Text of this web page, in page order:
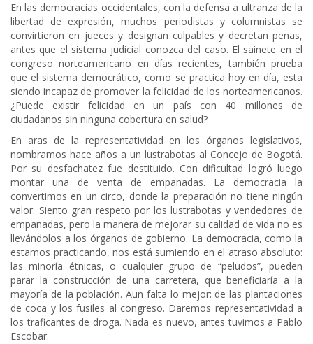
En las democracias occidentales, con la defensa a ultranza de la
libertad de expresión, muchos periodistas y columnistas se
convirtieron en jueces y designan culpables y decretan penas,
antes que el sistema judicial conozca del caso. El sainete en el
congreso norteamericano en días recientes, también prueba
que el sistema democrático, como se practica hoy en día, esta
siendo incapaz de promover la felicidad de los norteamericanos.
¿Puede existir felicidad en un país con 40 millones de
ciudadanos sin ninguna cobertura en salud?
En aras de la representatividad en los órganos legislativos,
nombramos hace años a un lustrabotas al Concejo de Bogotá.
Por su desfachatez fue destituido. Con dificultad logró luego
montar una de venta de empanadas. La democracia la
convertimos en un circo, donde la preparación no tiene ningún
valor. Siento gran respeto por los lustrabotas y vendedores de
empanadas, pero la manera de mejorar su calidad de vida no es
llevándolos a los órganos de gobierno. La democracia, como la
estamos practicando, nos está sumiendo en el atraso absoluto:
las minoría étnicas, o cualquier grupo de “peludos”, pueden
parar la construcción de una carretera, que beneficiaría a la
mayoría de la población. Aun falta lo mejor: de las plantaciones
de coca y los fusiles al congreso. Daremos representatividad a
los traficantes de droga. Nada es nuevo, antes tuvimos a Pablo
Escobar.